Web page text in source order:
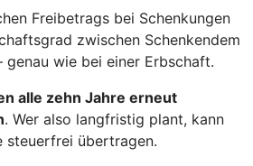
Freibetrags bei Schenkungen
zwischen Schenkendem
genau wie bei einer Erbschaft.
alle zehn Jahre erneut
. Wer also langfristig plant, kann
steuerfrei übertragen.